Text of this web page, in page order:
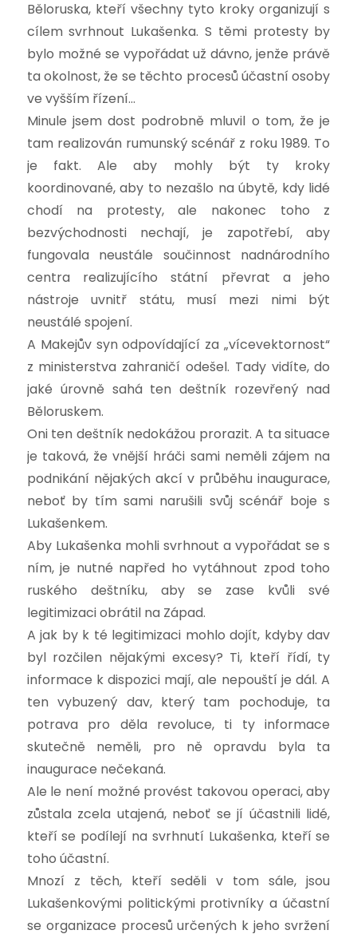
Běloruska, kteří všechny tyto kroky organizují s
cílem svrhnout Lukašenka. S těmi protesty by
bylo možné se vypořádat už dávno, jenže právě
ta okolnost, že se těchto procesů účastní osoby
ve vyšším řízení…
Minule jsem dost podrobně mluvil o tom, že je
tam realizován rumunský scénář z roku 1989. To
je fakt. Ale aby mohly být ty kroky
koordinované, aby to nezašlo na úbytě, kdy lidé
chodí na protesty, ale nakonec toho z
bezvýchodnosti nechají, je zapotřebí, aby
fungovala neustále součinnost nadnárodního
centra realizujícího státní převrat a jeho
nástroje uvnitř státu, musí mezi nimi být
neustálé spojení.
A Makejův syn odpovídající za „vícevektornost“
z ministerstva zahraničí odešel. Tady vidíte, do
jaké úrovně sahá ten deštník rozevřený nad
Běloruskem.
Oni ten deštník nedokážou prorazit. A ta situace
je taková, že vnější hráči sami neměli zájem na
podnikání nějakých akcí v průběhu inaugurace,
neboť by tím sami narušili svůj scénář boje s
Lukašenkem.
Aby Lukašenka mohli svrhnout a vypořádat se s
ním, je nutné napřed ho vytáhnout zpod toho
ruského deštníku, aby se zase kvůli své
legitimizaci obrátil na Západ.
A jak by k té legitimizaci mohlo dojít, kdyby dav
byl rozčilen nějakými excesy? Ti, kteří řídí, ty
informace k dispozici mají, ale nepouští je dál. A
ten vybuzený dav, který tam pochoduje, ta
potrava pro děla revoluce, ti ty informace
skutečně neměli, pro ně opravdu byla ta
inaugurace nečekaná.
Ale le není možné provést takovou operaci, aby
zůstala zcela utajená, neboť se jí účastnili lidé,
kteří se podílejí na svrhnutí Lukašenka, kteří se
toho účastní.
Mnozí z těch, kteří seděli v tom sále, jsou
Lukašenkovými politickými protivníky a účastní
se organizace procesů určených k jeho svržení